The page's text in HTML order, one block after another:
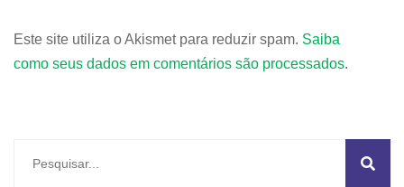
Este site utiliza o Akismet para reduzir spam. Saiba
como seus dados em comentários são processados.